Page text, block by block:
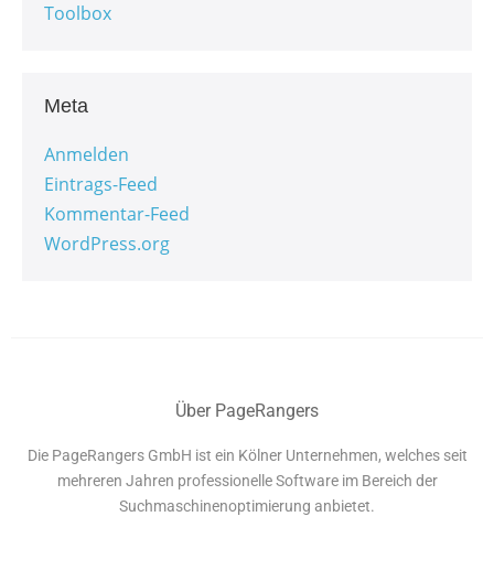
Toolbox
Meta
Anmelden
Eintrags-Feed
Kommentar-Feed
WordPress.org
Über PageRangers
Die PageRangers GmbH ist ein Kölner Unternehmen, welches seit
mehreren Jahren professionelle Software im Bereich der
Suchmaschinenoptimierung anbietet.